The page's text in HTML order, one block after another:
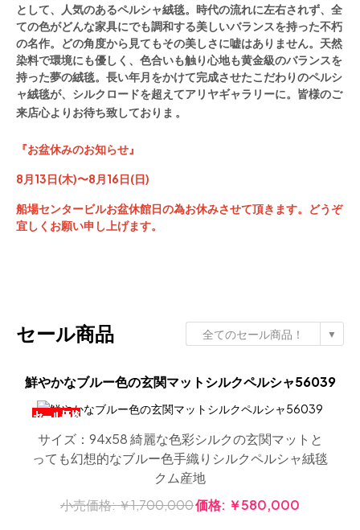
として、人気のあるペルシャ絨毯。時代の流れに左右されず、全
ての色がどんな家具にでも調和する美しいバランスを持った不朽
の名作。どの角度から見てもその美しさに嘘はありません。天然
染料で環境にも優しく、色合いも触り心地も黄金級のバランスを
持った夢の絨毯。長い年月をかけて完成させたこだわりのペルシ
ャ絨毯が、シルクロードを超えてアリヤギャラリーに。 皆様のご
来店心よりお待ち致しておりま 。
『お盆休みのお知らせ』
8 月13日(木)〜8 月16日(日)
船場センタービルお盆休館日の為お休みさせて頂きます。
どうぞ
宜しくお願い申し上げます。
セール商品 全てのセール商品！ ▼
ブルー色の玄関マットシルクペルシャ56039
：94x58 綺麗な色彩シルクの玄関マットと
幻想的なブルー色手織りシルクペルシャ絨毯
￥1,700,000価格:￥580,000
サイ